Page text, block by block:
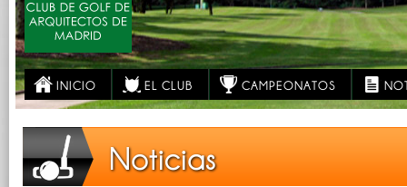
INICIO EL CLUB CAMPEONATOS
Noticias